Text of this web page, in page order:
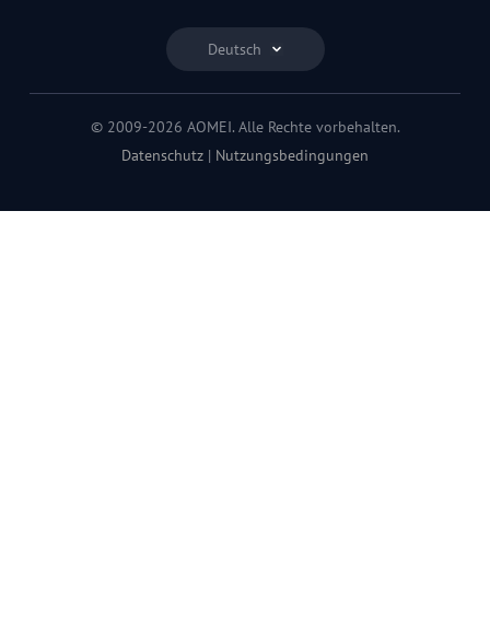
Deutsch
© 2009-2026 AOMEI. Alle Rechte vorbehalten.
Datenschutz | Nutzungsbedingungen